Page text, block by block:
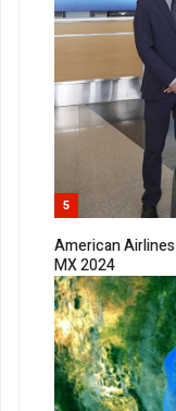
5
American
MX 2024